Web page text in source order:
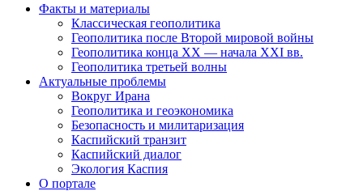
Факты и материалы
Классическая геополитика
Геополитика после Второй мировой войны
Геополитика конца XX — начала XXI вв.
Геополитика третьей волны
Актуальные проблемы
Вокруг Ирана
Геополитика и геоэкономика
Безопасность и милитаризация
Каспийский транзит
Каспийский диалог
Экология Каспия
О портале